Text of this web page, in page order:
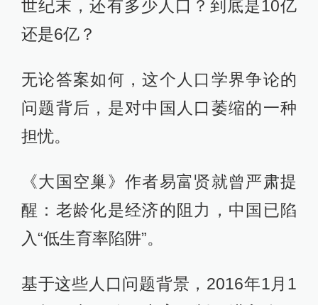
世纪末，还有多少人口？到底是10亿
还是6亿？
无论答案如何，这个人口学界争论的
问题背后，是对中国人口萎缩的一种
担忧。
《大国空巢》作者易富贤就曾严肃提
醒：老龄化是经济的阻力，中国已陷
入“低生育率陷阱”。
基于这些人口问题背景，2016年1月1